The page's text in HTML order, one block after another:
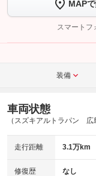
トーク画面で
完了してくだ
MAP
スマートフ
装備
車両状態
（スズキアルトラパン 広
走行距離 3.1万km
修復歴 なし